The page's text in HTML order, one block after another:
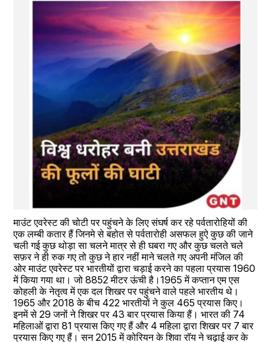
माउंट एवरेस्ट की चोटी पर पहुंचने के लिए संघर्ष कर रहे पर्वतारोहियों की
एक लम्बी कतार हैं जिनमे से बहोत से पर्वतारोही असफल हुऐ कुछ की जाने
चली गई कुछ थोड़ा सा चलने मात्र से ही घबरा गए और कुछ चलते चले
सफ़र ने ही रुक गए तो कुछ ने हार नहीं माने चलते गए अपनी मंजिल की
ओर माउंट एवरेस्ट पर भारतीयों द्वारा चड़ाई करने का पहला प्रयास 1960
में किया गया था। जो 8852 मीटर ऊंची है।1965 में कप्तान एम एस
कोहली के नेतृत्व में एक दल शिखर पर पहुंचने वाले पहले भारतीय थे।
1965 और 2018 के बीच 422 भारतीयों ने कुल 465 प्रयास किए।
इनमें से 29 जनों ने शिखर पर 43 बार प्रयास किया हैं। भारत की 74
महिलाओं द्वारा 81 प्रयास किए गए हैं और 4 महिला द्वारा शिखर पर 7 बार
प्रयास किए गए हैं। सन 2015 में कोरियन के शिवा रॉय ने चढ़ाई कर के